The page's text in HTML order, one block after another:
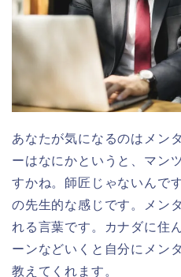
あなたが気になるのはメン
ーはなにかというと、マン
すかね。師匠じゃないんで
の先生的な感じです。メン
れる言葉です。カナダに住
ーンなどいくと自分にメン
教えてくれます。